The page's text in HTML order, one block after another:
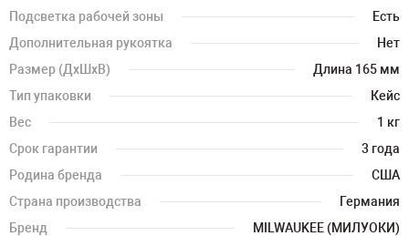
Подсветка рабочей зоны
Есть
Дополнительная рукоятка
Нет
Размер (ДхШхВ)
Длина 165 мм
Тип упаковки
Кейс
Вес
1 кг
Срок гарантии
3 года
Родина бренда
США
Страна производства
Германия
Бренд
MILWAUKEE (МИЛУОКИ)